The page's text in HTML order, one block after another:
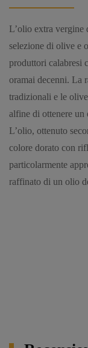
L’olio extra
selezione di olive e
produttori calabresi
oramai decenni. La
tradizionali e le
alfine di ottenere un
L’olio, ottenuto
colore dorato con
particolarmente
raffinato di un olio